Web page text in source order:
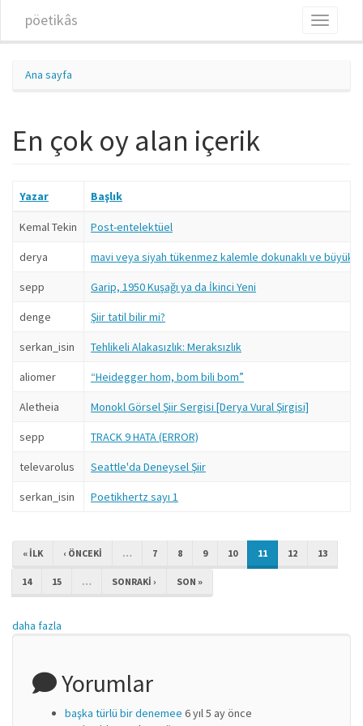
pöetikâs
Toggle
Ana sayfa
En çok oy alan içerik
Yazar Başlık
Kemal Tekin Post-entelektüel
derya mavi veya siyah tükenmez kalemle dokunaklı ve büyük
sepp Garip, 1950 Kuşağı ya da İkinci Yeni
denge Şiir tatil bilir mi?
serkan_isin Tehlikeli Alakasızlık: Meraksızlık
aliomer “Heidegger hom, bom bili bom”
Aletheia Monokl Görsel Şiir Sergisi [Derya Vural Şirgisi]
sepp TRACK 9 HATA (ERROR)
televarolus Seattle'da Deneysel Şiir
serkan_isin Poetikhertz sayı 1
« ILK ‹ ÖNCEKI … 7 8 9 10 11 12 13
14 15 … SONRAKI › SON »
daha fazla
Yorumlar
başka türlü bir denemee 6 yıl 5 ay önce